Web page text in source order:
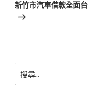
篇
新竹市汽車借款全面
尋